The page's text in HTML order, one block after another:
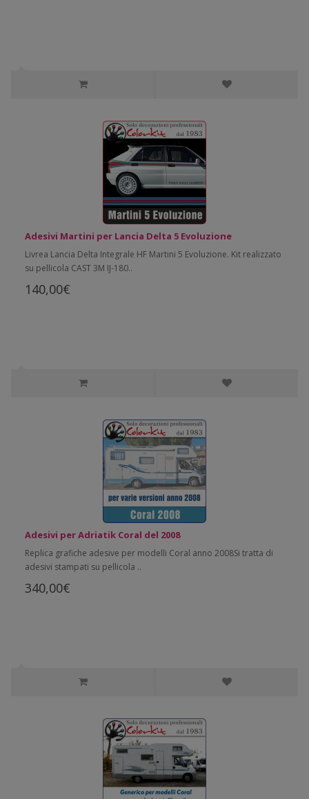
Adesivi Martini per Lancia Delta 5 Evoluzione
Livrea Lancia Delta Integrale HF Martini 5 Evoluzione. Kit realizzato
su pellicola CAST 3M IJ-180..
140,00€
Adesivi per Adriatik Coral del 2008
Replica grafiche adesive per modelli Coral anno 2008Si tratta di
adesivi stampati su pellicola ..
340,00€